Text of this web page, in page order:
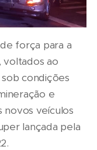
força para a
voltados ao
condições
e
novos veículos
lançada pela